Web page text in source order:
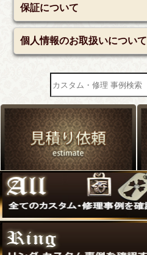
保証について
個人情報のお取扱いについて